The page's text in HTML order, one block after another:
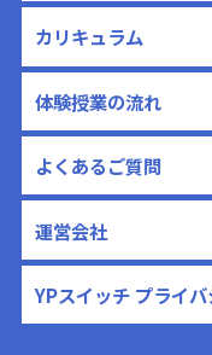
カリキュラム
体験授業の流れ
よくあるご質問
運営会社
YPスイッチ プライ